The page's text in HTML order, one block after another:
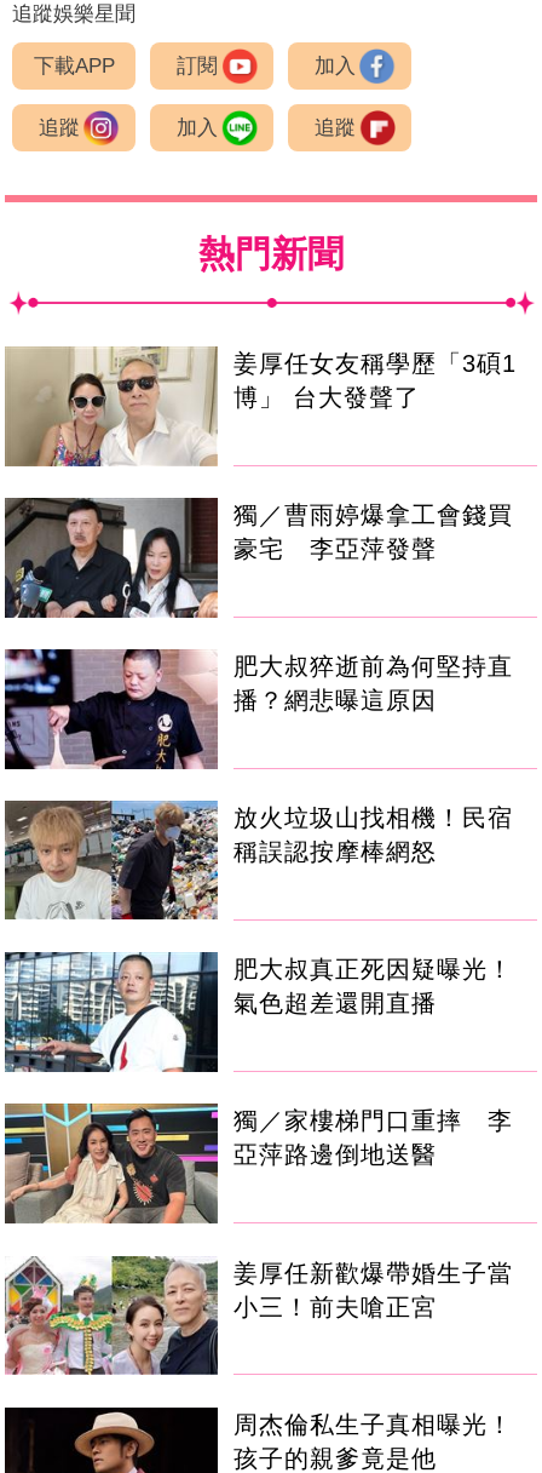
追蹤娛樂星聞
下載APP 訂閱 加入
追蹤 加入 追蹤
熱門新聞
姜厚任女友稱學歷「3碩1
博」 台大發聲了
獨／曹雨婷爆拿工會錢買
豪宅 李亞萍發聲
肥大叔猝逝前為何堅持直
播？網悲曝這原因
放火垃圾山找相機！民宿
稱誤認按摩棒網怒
肥大叔真正死因疑曝光！
氣色超差還開直播
獨／家樓梯門口重摔 李
亞萍路邊倒地送醫
姜厚任新歡爆帶婚生子當
小三！前夫嗆正宮
周杰倫私生子真相曝光！
孩子的親爹竟是他